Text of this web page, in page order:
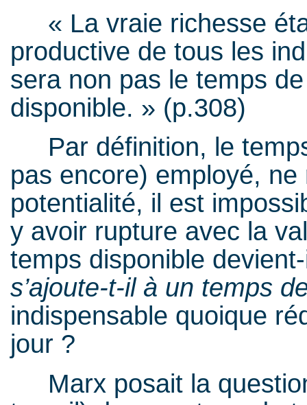
« La vraie richesse
productive de tous les
sera non pas le temps
disponible. » (p.308)
Par définition, le
pas encore) employé, ne
potentialité, il est
y avoir rupture avec la
temps disponible
s’ajoute-t-il à un temps
indispensable quoique
jour ?
Marx posait la